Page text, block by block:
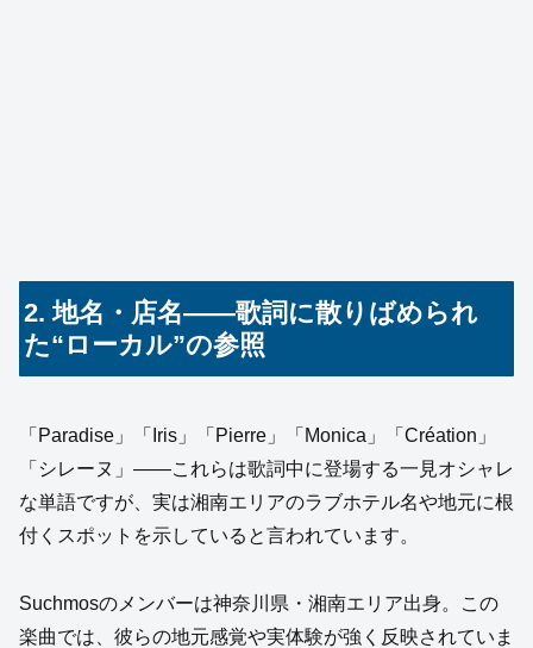
2. 地名・店名――歌詞に散りばめられ
た“ローカル”の参照
「Paradise」「Iris」「Pierre」「Monica」「Création」
「シレーヌ」――これらは歌詞中に登場する一見オシャレ
な単語ですが、実は湘南エリアのラブホテル名や地元に根
付くスポットを示していると言われています。
Suchmosのメンバーは神奈川県・湘南エリア出身。この
楽曲では、彼らの地元感覚や実体験が強く反映されていま